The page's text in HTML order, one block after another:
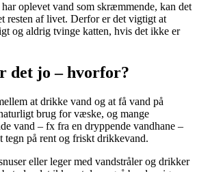
oplevet vand som skræmmende, kan det
resten af livet. Derfor er det vigtigt at
og aldrig tvinge katten, hvis det ikke er
det jo – hvorfor?
at drikke vand og at få vand på
brug for væske, og mange
vand – fx fra en dryppende vandhane –
tegn på rent og friskt drikkevand.
eller leger med vandstråler og drikker